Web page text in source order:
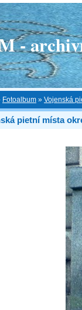
-
Fotoalbum » Vojenská
pietní místa